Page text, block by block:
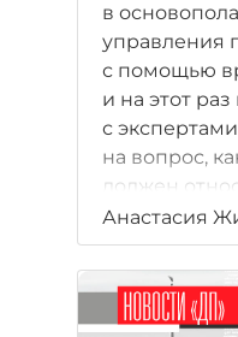
в
управления
с помощью
и на этот
с
на вопрос,
должен
к
и
Анастасия